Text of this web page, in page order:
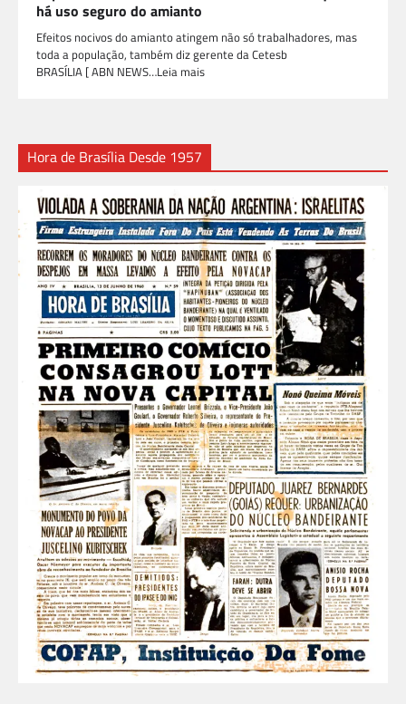
há uso seguro do amianto
Efeitos nocivos do amianto atingem não só trabalhadores, mas
toda a população, também diz gerente da Cetesb
BRASÍLIA [ ABN NEWS…Leia mais
Hora de Brasília Desde 1957